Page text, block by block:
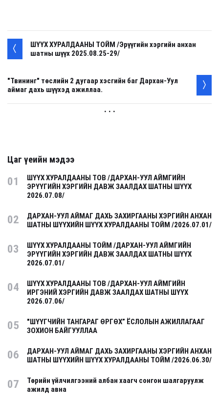
ШҮҮХ ХУРАЛДААНЫ ТОЙМ /Эрүүгийн хэргийн анхан
шатны шүүх 2025.08.25-29/
"Твининг" төслийн 2 дугаар хэсгийн баг Дархан-Уул
аймаг дахь шүүхэд ажиллаа.
. . .
Цаг үеийн мэдээ
01
ШҮҮХ ХУРАЛДААНЫ ТОВ /ДАРХАН-УУЛ АЙМГИЙН
ЭРҮҮГИЙН ХЭРГИЙН ДАВЖ ЗААЛДАХ ШАТНЫ ШҮҮХ
2026.07.08/
02
ДАРХАН-УУЛ АЙМАГ ДАХЬ ЗАХИРГААНЫ ХЭРГИЙН АНХАН
ШАТНЫ ШҮҮХИЙН ШҮҮХ ХУРАЛДААНЫ ТОЙМ /2026.07.01/
03
ШҮҮХ ХУРАЛДААНЫ ТОЙМ /ДАРХАН-УУЛ АЙМГИЙН
ЭРҮҮГИЙН ХЭРГИЙН ДАВЖ ЗААЛДАХ ШАТНЫ ШҮҮХ
2026.07.01/
04
ШҮҮХ ХУРАЛДААНЫ ТОВ /ДАРХАН-УУЛ АЙМГИЙН
ИРГЭНИЙ ХЭРГИЙН ДАВЖ ЗААЛДАХ ШАТНЫ ШҮҮХ
2026.07.06/
05
"ШҮҮГЧИЙН ТАНГАРАГ ӨРГӨХ” ЁСЛОЛЫН АЖИЛЛАГААГ
ЗОХИОН БАЙГУУЛЛАА
06
ДАРХАН-УУЛ АЙМАГ ДАХЬ ЗАХИРГААНЫ ХЭРГИЙН АНХАН
ШАТНЫ ШҮҮХИЙН ШҮҮХ ХУРАЛДААНЫ ТОЙМ /2026.06.30/
07
Төрийн үйлчилгээний албан хаагч сонгон шалгаруулж
ажилд авна